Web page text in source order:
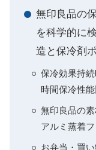
無印良品の
を科学的に
造と保冷剤
保冷効果持
時間保冷性
無印良品の
アルミ蒸着
お弁当・買